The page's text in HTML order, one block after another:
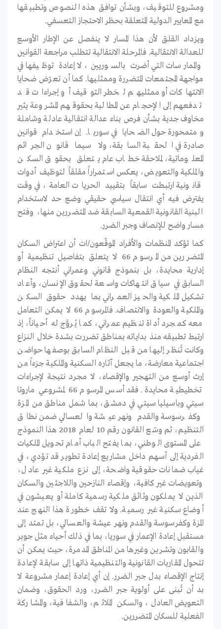
ومشروع للتوقيف، وبشأن توافق هذه النصوص وتطبيقها
مع المعايير الدولية المتعلقة بحظر الاحتجاز التعسفي.
ويزداد القلق لأن هذا المسار لا ينفصل عن الإطار الأوسع
للعدالة الانتقالية. فالمرحلة الانتقالية تتطلب مراجعة القوانين
والممارسات التي أضرت بالسوريين، لا إعادة توظيفها في
مواجهة المجتمعات المتضررة وممثليها. كما أن تعرّض ضحايا
الانتهاكات أو ممثليهم لخطر التوقيف أو إجراءات قد
تدفعهم إلى الإحجام عن المطالبة بحقوقهم المشروعة يثير
مخاوف جدية بشأن فرص بناء عدالة انتقالية عادلة وشاملة
ومتمحورة حول الضحايا في سوريا. إن استخدام قوانين
صادرة في الحقبة السابقة، ولا سيما قانون الجرائم
المعلوماتية، لملاحقة خطاب عام يتعلق بحقوق السكن
والملكية والتعويض، يعكس استمراراً مقلقاً لتوظيف أدوات
قانونية ارتبطت سابقاً بتقييد الحريات العامة، في وقت
يفترض فيه أي انتقال سياسي حقيقي وضع حد لاستخدام
البنية القانونية القمعية السابقة ضد المتضررين منها، وفتح
مسار واضح للإنصاف وجبر الضرر.
كما تؤكد المنظمات والأفراد الموقّعون/ات أن اعتراض السكان
المتضررين من المرسوم 66 لا يتعلق بتفاصيل تنظيمية أو
إدارية محايدة، بل بنموذج قانوني وعمراني أنتجه النظام
السابق في سياق انتهاكات واسعة لحقوق الإنسان، وأعاد
تشكيل الملكية والحيز العمراني بما يهدد حقوق السكن
والملكية والعودة والانتصاف. فالمرسوم 66 لا يمكن التعامل
معه كمجرد أداة تنظيم عمراني، كما يُروَّج له أحياناً، إذ
ارتبط تطبيقه منذ بداياته بمناطق تضررت بشدة خلال النزاع
وكانت تُنظر إليها من قبل النظام السابق بوصفها حواضن
اجتماعية معارضة، ما يجعل آثاره السكنية والملكية جزءاً من
إرث أوسع من التهجير والإقصاء، لا مجرد نتيجة لإجراءات
تخطيطية محايدة. فقد أسس المرسوم 66 لمشروعي ماروتا
سيتي وباسيليا سيتي في دمشق، بما شمل مناطق من المزة
وكفرسوسة والقدم ونهر عيشة والعسالي ضمن نطاق
التنظيم، ثم وسّع القانون رقم 10 لعام 2018 هذا النموذج
على المستوى الوطني، بما يفتح الباب أمام تحويل الملكيات
الفردية إلى أسهم داخل مشاريع إعادة تطوير قد تؤدي، في
غياب ضمانات حقوقية واضحة، إلى نزع ملكية غير عادل،
وتعويضات غير كافية، وإقصاء النازحين واللاجئين والسكان
الذين لا يملكون وثائق ملكية رسمية كاملة أو يعيشون في
أوضاع سكنية غير رسمية. ولا تقف خطورة هذا النهج عند
المزة وكفرسوسة والقدم ونهر عيشة والعسالي، بل تمتد إلى
مستقبل إعادة الإعمار في سوريا، بما في ذلك أحياء مثل جوبر
والقابون وتشرين وغيرها من المناطق المدمرة، حيث يمكن أن
تتحول المقاربات القانونية والتنظيمية ذاتها إلى سابقة لإعادة
إنتاج الإقصاء بدل جبر الضرر. إن أي إعادة إعمار مشروعة لا
بد أن تُبنى على أولوية جبر الضرر، ورد الحقوق، وضمان
التعويض العادل، والسكن الملائم، والشفافية، والمشاركة
الفعلية للسكان المتضررين.